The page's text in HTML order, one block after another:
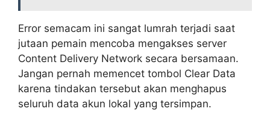
Error semacam ini sangat lumrah terjadi saat
jutaan pemain mencoba mengakses server
Content Delivery Network secara bersamaan.
Jangan pernah memencet tombol Clear Data
karena tindakan tersebut akan menghapus
seluruh data akun lokal yang tersimpan.